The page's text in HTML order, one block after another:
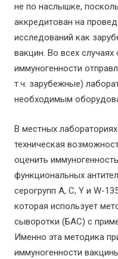
не по наслышке,
аккредитован на
исследований как
вакцин. Во всех
иммуногенности
т.ч. зарубежные)
необходимым
В местных
техническая
оценить
функциональных
серогрупп А, С, Y и W-
которая использует
сыворотки (БАС) с
Именно эта методика
иммуногенности